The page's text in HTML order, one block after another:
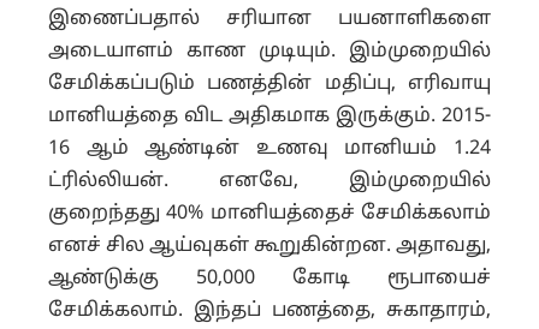
இணைப்பதால் சரியான பயனாளிகளை
அடையாளம் காண முடியும். இம்முறையில்
சேமிக்கப்படும் பணத்தின் மதிப்பு, எரிவாயு
மானியத்தை விட அதிகமாக இருக்கும். 2015-
16 ஆம் ஆண்டின் உணவு மானியம் 1.24
ட்ரில்லியன். எனவே, இம்முறையில்
குறைந்தது 40% மானியத்தைச் சேமிக்கலாம்
எனச் சில ஆய்வுகள் கூறுகின்றன. அதாவது,
ஆண்டுக்கு 50,000 கோடி ரூபாயைச்
சேமிக்கலாம். இந்தப் பணத்தை, சுகாதாரம்,